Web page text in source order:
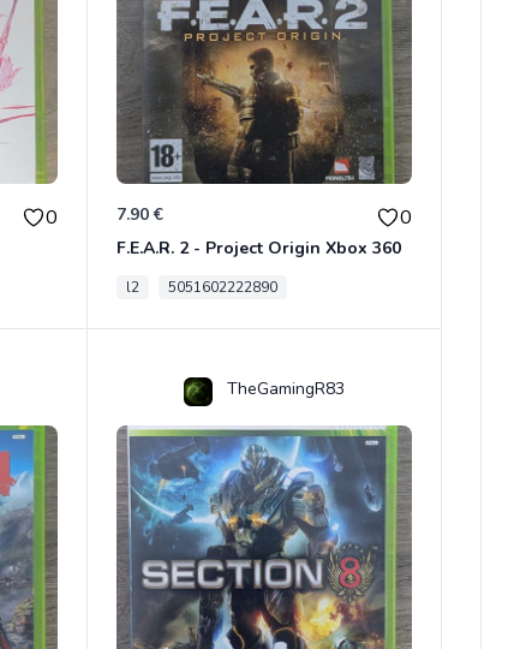
0 7.90 € 0
F.E.A.R. 2 - Project Origin Xbox 360
l2 5051602222890
TheGamingR83